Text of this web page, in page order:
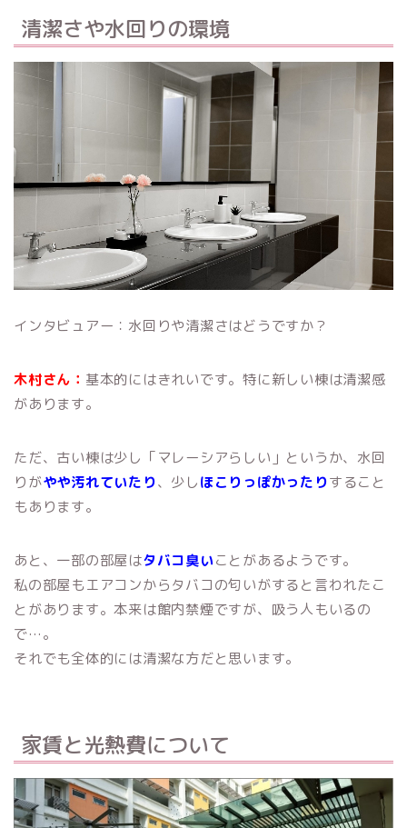
清潔さや水回りの環境
インタビュアー：水回りや清潔さはどうですか？
木村さん： 基本的にはきれいです。特に新しい棟は清潔感
があります。
ただ、古い棟は少し「マレーシアらしい」というか、水回
りがやや汚れていたり、少しほこりっぽかったりすること
もあります。
あと、一部の部屋はタバコ臭いことがあるようです。
私の部屋もエアコンからタバコの匂いがすると言われたこ
とがあります。本来は館内禁煙ですが、吸う人もいるの
で…。
それでも全体的には清潔な方だと思います。
家賃と光熱費について